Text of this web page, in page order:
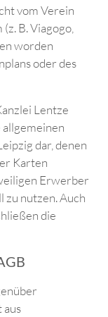
vom Verein
B. Viagogo,
worden
oder des
Lentze
allgemeinen
dar, denen
Karten
Erwerber
zu nutzen. Auch
die
aus